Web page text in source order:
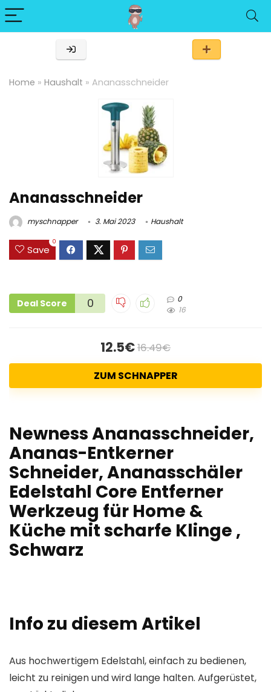
Home » Haushalt » Ananasschneider
Ananasschneider
myschnapper 3. Mai 2023 Haushalt
Save
0
Deal Score 0
0
16
12.5€16.49€
ZUM SCHNAPPER
Newness Ananasschneider,
Ananas-Entkerner
Schneider, Ananasschäler
Edelstahl Core Entferner
Werkzeug für Home &
Küche mit scharfe Klinge ,
Schwarz
Info zu diesem Artikel
Aus hochwertigem Edelstahl, einfach zu bedienen,
leicht zu reinigen und wird lange halten. Aufgerüstet,